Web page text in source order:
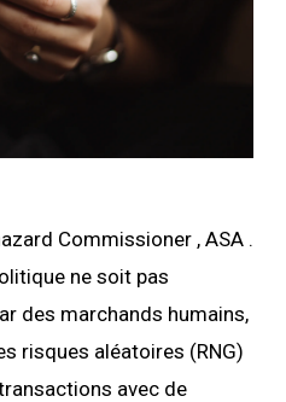
Commissioner , ASA .
ne soit pas
des marchands humains,
risques aléatoires (RNG)
avec de